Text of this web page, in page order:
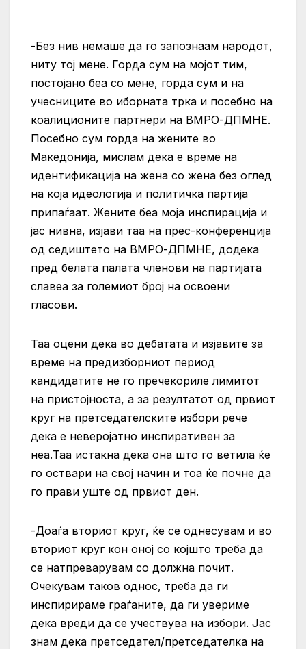
-Без нив немаше да го запознаам народот,
ниту тој мене. Горда сум на мојот тим,
постојано беа со мене, горда сум и на
учесниците во иборната трка и посебно на
коалиционите партнери на ВМРО-ДПМНЕ.
Посебно сум горда на жените во
Македонија, мислам дека е време на
идентификација на жена со жена без оглед
на која идеологија и политичка партија
припаѓаат. Жените беа моја инспирација и
јас нивна, изјави таа на прес-конференција
од седиштето на ВМРО-ДПМНЕ, додека
пред белата палата членови на партијата
славеа за големиот број на освоени
гласови.
Таа оцени дека во дебатата и изјавите за
време на предизборниот период
кандидатите не го пречекориле лимитот
на пристојноста, а за резултатот од првиот
круг на претседателските избори рече
дека е неверојатно инспиративен за
неа.Таа истакна дека она што го ветила ќе
го оствари на свој начин и тоа ќе почне да
го прави уште од првиот ден.
-Доаѓа вториот круг, ќе се однесувам и во
вториот круг кон оној со којшто треба да
се натпреварувам со должна почит.
Очекувам таков однос, треба да ги
инспирираме граѓаните, да ги увериме
дека вреди да се учествува на избори. Јас
знам дека претседател/претседателка на